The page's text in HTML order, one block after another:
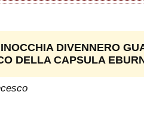
DIVENNERO
DELLA CAPSULA